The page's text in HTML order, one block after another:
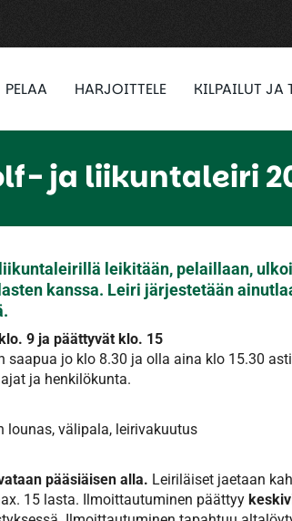
PELAA HARJOITTELE KILPAILUT JA
ja liikuntaleiri
leikitään, pelaillaan,
kanssa. Leiri järjestetään
9 ja päättyvät klo. 15
saapua jo klo 8.30 ja olla aina klo 15.30
ja henkilökunta.
lounas, välipala, leirivakuutus
pääsiäisen alla. Leiriläiset jaetaan
15 lasta. Ilmoittautuminen päättyy